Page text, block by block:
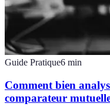
Guide Pratique6 min
Comment bien
comparateur